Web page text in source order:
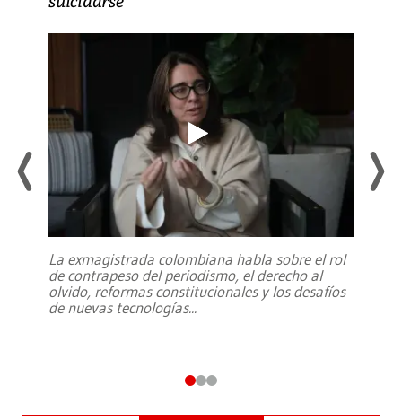
La exmagistrada colombiana habla sobre el rol
de contrapeso del periodismo, el derecho al
olvido, reformas constitucionales y los desafíos
de nuevas tecnologías...